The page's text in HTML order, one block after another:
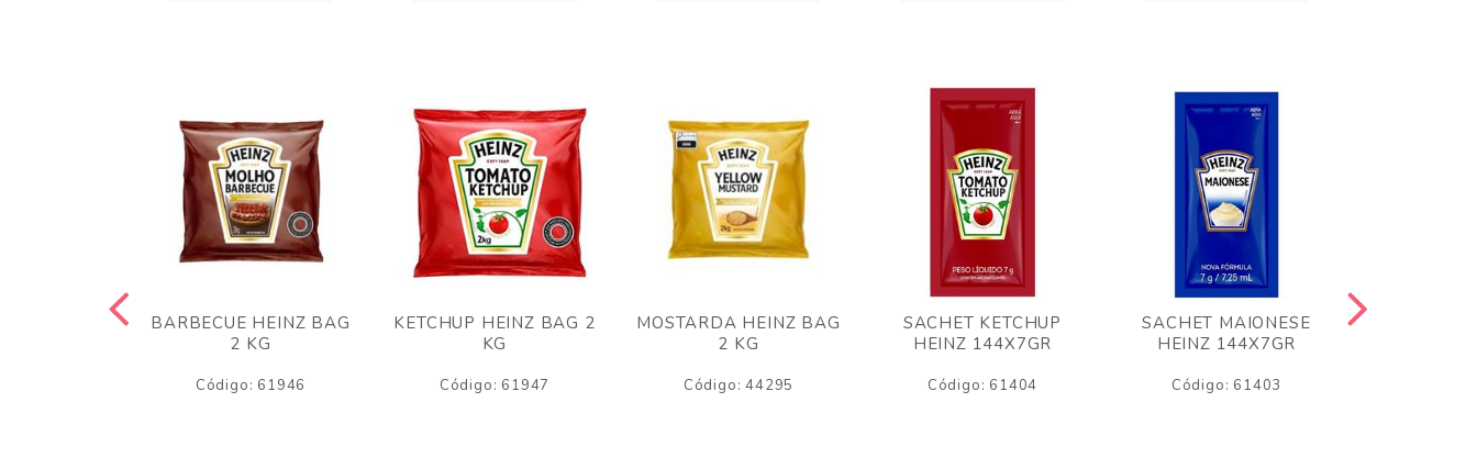
BARBECUE HEINZ BAG
2 KG
Código: 61946
KETCHUP HEINZ BAG 2
KG
Código: 61947
MOSTARDA HEINZ BAG
2 KG
Código: 44295
SACHET KETCHUP
HEINZ 144X7GR
Código: 61404
SACHET MAIONESE
HEINZ 144X7GR
Código: 61403